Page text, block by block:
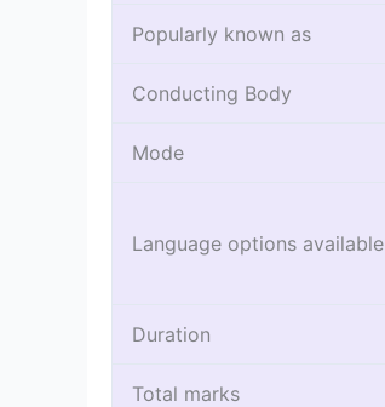
Popularly known as
Conducting Body
Mode
Language options available
Duration
Total marks